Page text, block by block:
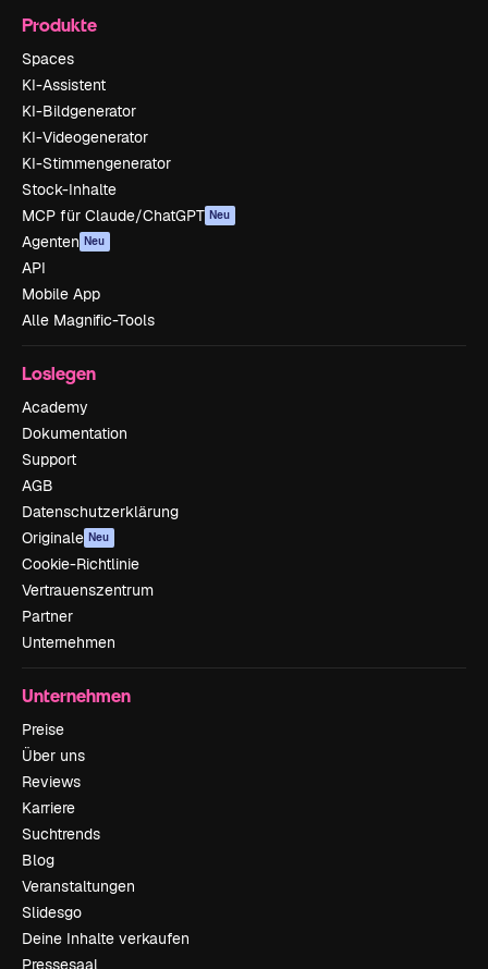
Produkte
Spaces
KI-Assistent
KI-Bildgenerator
KI-Videogenerator
KI-Stimmengenerator
Stock-Inhalte
MCP für Claude/ChatGPT Neu
Agenten Neu
API
Mobile App
Alle Magnific-Tools
Loslegen
Academy
Dokumentation
Support
AGB
Datenschutzerklärung
Originale Neu
Cookie-Richtlinie
Vertrauenszentrum
Partner
Unternehmen
Unternehmen
Preise
Über uns
Reviews
Karriere
Suchtrends
Blog
Veranstaltungen
Slidesgo
Deine Inhalte verkaufen
Pressesaal